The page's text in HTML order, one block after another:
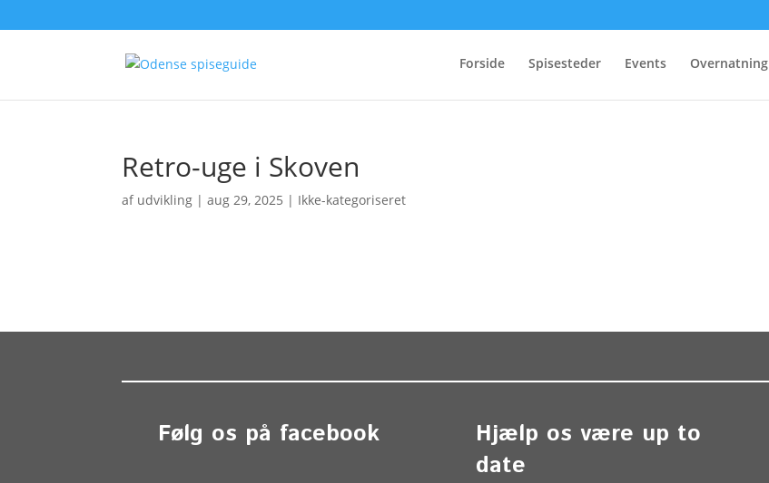
Forside Spisesteder Events Overnatning
Retro-uge i Skoven
af udvikling |aug 29, 2025 | Ikke-kategoriseret
Følg os på facebook
Hjælp os være up to
date